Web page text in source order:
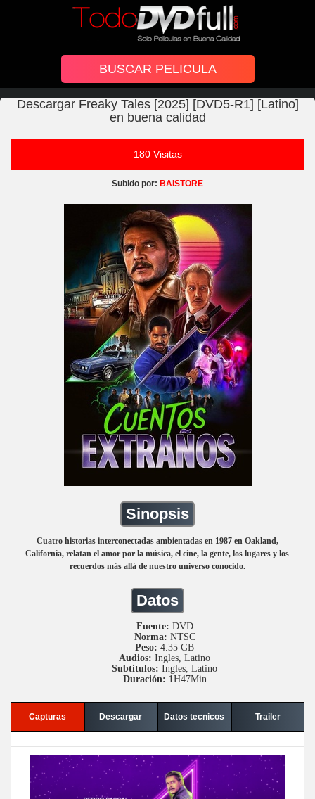
Descargar Freaky Tales [2025] [DVD5-R1] [Latino]
en buena calidad
180 Visitas
Subido por: BAISTORE
Sinopsis
Cuatro historias interconectadas ambientadas en 1987 en Oakland,
California, relatan el amor por la música, el cine, la gente, los lugares y los
recuerdos más allá de nuestro universo conocido.
Datos
Fuente: DVD
Norma: NTSC
Peso: 4.35 GB
Audios: Ingles, Latino
Subtitulos: Ingles, Latino
Duración: 1H47Min
Capturas Descargar Datos tecnicos Trailer